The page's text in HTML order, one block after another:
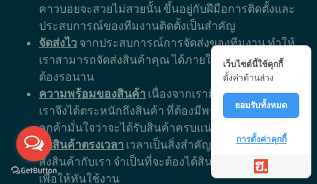
คาวบอยจะสวยไม่สวยนั้น ขึ้นอยู่กับฝีมือการติดตั้งและ
ประสบการณ์ของทีมงานติดตั้งเป็นสำคัญ
จัดส่งไว จากประสบการณ์การจัดส่งของทีมงาน ทำให้
เราสามารถจัดส่งสินค้าคุณ ได้ภายใน 1-3 วัน เท่านั้น ไม่
ต้องรอนาน
ความพร้อมของสินค้า เนื่องจากเรามีลูกค้าจำนวนมาก
เราจึงได้ตระหนักถึงสินค้า ที่ต้องมีพร้อมจัดส่ง เพื่อให้
ลูกค้ามั่นใจว่าจะได้รับสินค้าครบแน่นอน
รับสินค้าตรงเวลา เวลาเป็นสิ่งสำคัญ หากลูกค้า ทำการ
สั่งสินค้ากับเรา จำเป็นที่จะต้องได้สินค้าตรงตามเวลา
เพื่อให้ทันใช้งาน
เว็บไซต์นี้ใช้คุกกี้
ตั้งค่าด้านล่าง
ยอมรับทั้งหมด
การตั้งค่าคุกกี้